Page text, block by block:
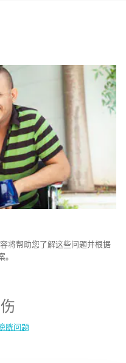
将帮助您了解这些问题并根据
胱问题